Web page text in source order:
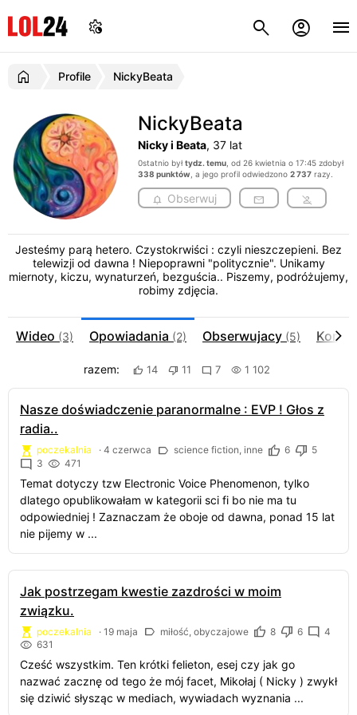
Profile NickyBeata
NickyBeata
Nicky i Beata, 37 lat
0statnio byłtydz. temu, od 26 kwietnia o 17:45 zdobył
338 punktów , a jego profil odwiedzono 2 737razy.
Obserwuj
Jesteśmy parą hetero. Czystokrwiści : czyli nieszczepieni. Bez
telewizji od dawna ! Niepoprawni "politycznie". Unikamy
miernoty, kiczu, wynaturzeń, bezguścia.. Piszemy, podróżujemy,
robimy zdjęcia.
Wideo (3) Opowiadania (2) Obserwujacy (5)
razem: 14 11 7 1 102
Nasze doświadczenie paranormalne : EVP ! Głos z
radia..
poczekalnia · 4 czerwca science fiction, inne 6
5
3
471
Temat dotyczy tzw Electronic Voice Phenomenon, tylko
dlatego opublikowałam w kategorii sci fi bo nie ma tu
odpowiedniej ! Zaznaczam że oboje od dawna, ponad 15 lat
nie pijemy w ...
Jak postrzegam kwestie zazdrości w moim
związku.
poczekalnia · 19 maja miłość, obyczajowe 8 6
4
631
Cześć wszystkim. Ten krótki felieton, esej czy jak go
nazwać zacznę od tego że mój facet, Mikołaj ( Nicky ) zwykł
się dziwić słysząc w mediach, wywiadach wyznania ...